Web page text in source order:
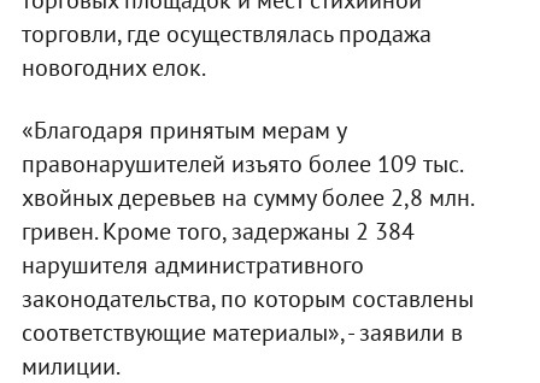
торговли, где осуществлялась продажа
новогодних елок.
«Благодаря принятым мерам у
правонарушителей изъято более 109 тыс.
хвойных деревьев на сумму более 2,8 млн.
гривен. Кроме того, задержаны 2 384
нарушителя административного
законодательства, по которым составлены
соответствующие материалы», - заявили в
милиции.